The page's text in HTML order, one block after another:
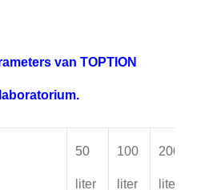
van TOPTION
50
liter
100
liter
200
liter